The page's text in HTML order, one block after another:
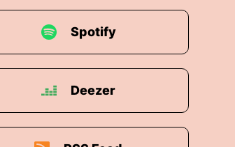
Spotify
Deezer